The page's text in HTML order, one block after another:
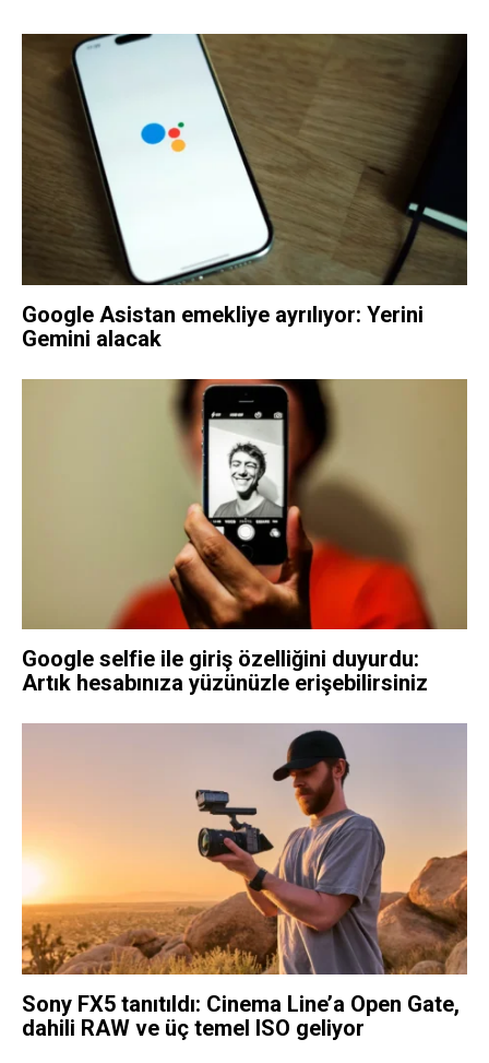
Google Asistan emekliye ayrılıyor: Yerini
Gemini alacak
Google selfie ile giriş özelliğini duyurdu:
Artık hesabınıza yüzünüzle erişebilirsiniz
Sony FX5 tanıtıldı: Cinema Line’a Open Gate,
dahili RAW ve üç temel ISO geliyor